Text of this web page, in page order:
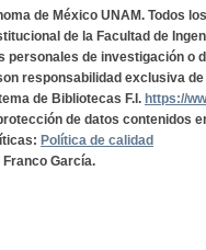
de México UNAM. Todos
de la Facultad de
de investigación o
responsabilidad exclusiva
de Bibliotecas F.I. https://
de datos contenidos
Política de calidad
García.